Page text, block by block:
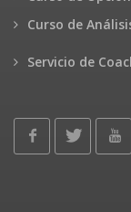
Curso de
Servicio de